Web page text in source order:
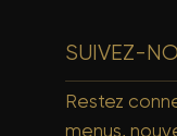
SUIVEZ-
Restez
menus,